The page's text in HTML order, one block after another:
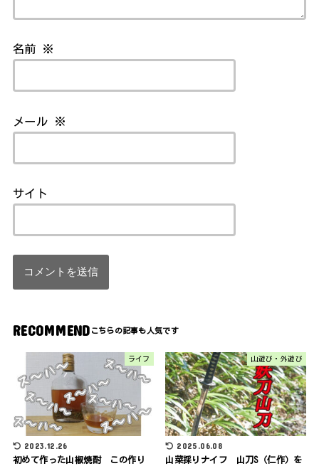
名前 ※
メール ※
サイト
RECOMMEND
ライフ
2023.12.26
初めて作った山椒焼酎 この作り
山遊び・外遊び
2025.06.08
山菜採りナイフ 山刀S（仁作）を